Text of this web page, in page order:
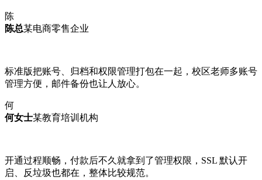
陈
陈总某电商零售企业
标准版把账号、归档和权限管理打包在一起，校区老师多账号
管理方便，邮件备份也让人放心。
何
何女士某教育培训机构
开通过程顺畅，付款后不久就拿到了管理权限，SSL 默认开
启、反垃圾也都在，整体比较规范。